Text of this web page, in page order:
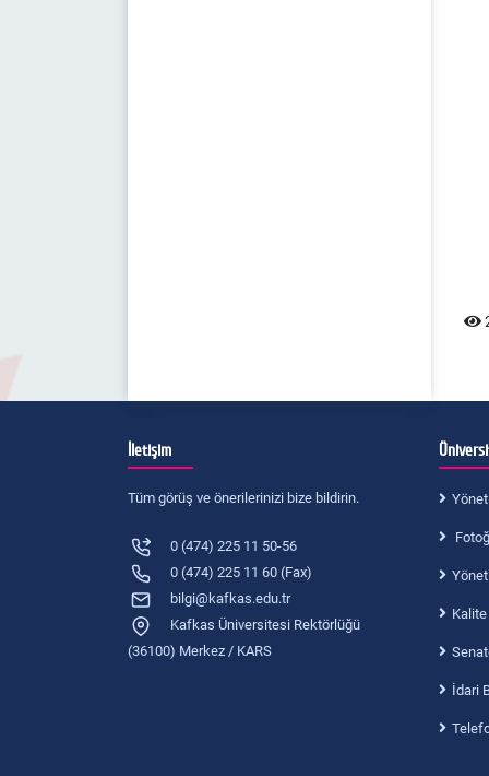
İletişim
Tüm görüş ve önerilerinizi bize bildirin.
0 (474) 225 11 50-56
0 (474) 225 11 60 (Fax)
bilgi@kafkas.edu.tr
Kafkas Üniversitesi Rektörlüğü
(36100) Merkez / KARS
İdari